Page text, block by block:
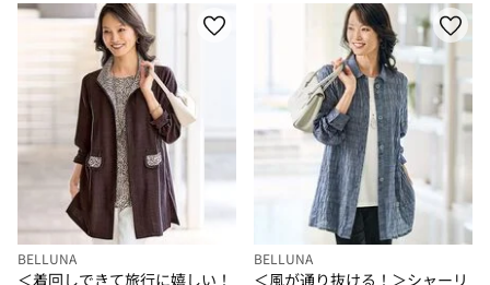
BELLUNA
＜着回しできて旅行に嬉しい！
BELLUNA
＜風が通り抜ける！＞シャーリ